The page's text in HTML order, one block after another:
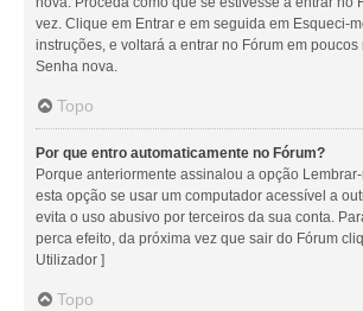
vez. Clique em Entrar e em seguida em Esqueci-
instruções, e voltará a entrar no Fórum em poucos
Senha nova.
Topo
Por que entro automaticamente no Fórum?
Porque anteriormente assinalou a opção
esta opção se usar um computador acessível a
evita o uso abusivo por terceiros da sua conta.
perca efeito, da próxima vez que sair do Fórum
Utilizador ]
Topo